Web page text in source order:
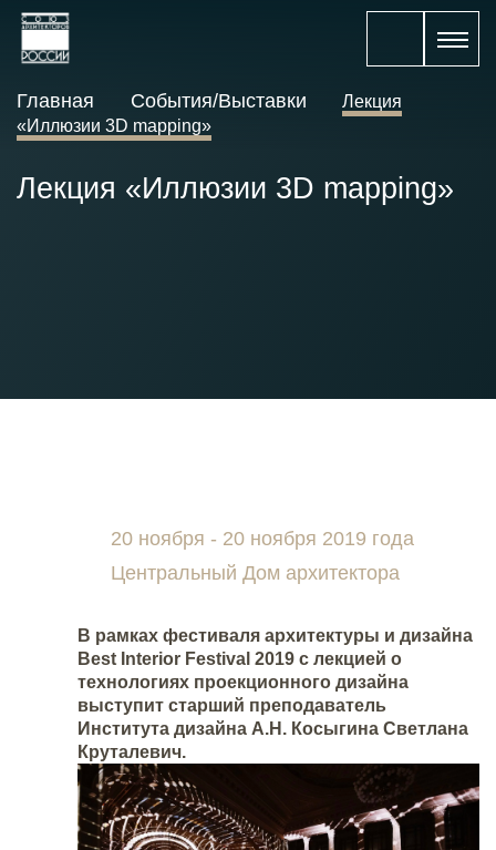
Главная События/Выставки
Лекция
«Иллюзии 3D mapping»
Лекция «Иллюзии 3D mapping»
20 ноября - 20 ноября 2019 года
Центральный Дом архитектора
В рамках фестиваля архитектуры и дизайна
Best Interior Festival 2019 с лекцией о
технологиях проекционного дизайна
выступит старший преподаватель
Института дизайна А.Н. Косыгина Светлана
Круталевич.